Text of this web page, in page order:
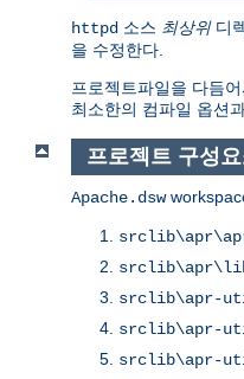
httpd 소스 최상위디
을 수정한다.
프로젝트파일을 다듬
최소한의 컴파일 옵션
프로젝트 구성
Apache.dsw
srclib\apr-
srclib\apr-
srclib\apr-